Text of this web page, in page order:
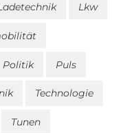
Lkw
Politik Puls
Technologie
Tunen